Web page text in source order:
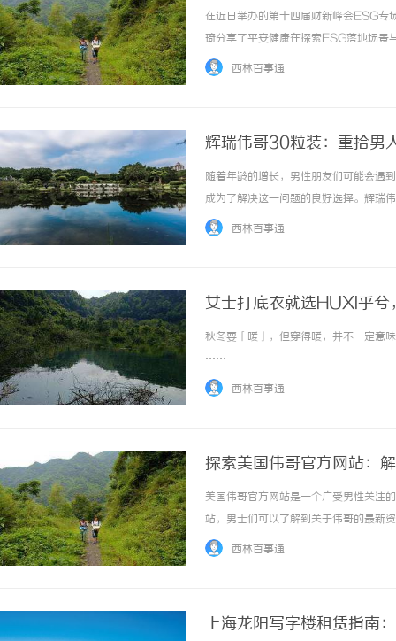
在近日举办的第十四届财新峰会ESG
琦分享了平安健康在探索ESG落地场景
任与商业价值有机统一，致力于创造更
西林百事通
辉瑞伟哥30粒装：重拾男
随着年龄的增长，男性朋友们可能会遇
成为了解决这一问题的良好选择。辉瑞
帮助男性获得更持久、更强硬的勃起。
西林百事通
女士打底衣就选HUXI乎兮
秋冬要「暖」，但穿得暖，并不一定意
……
西林百事通
探索美国伟哥官方网站：
美国伟哥官方网站是一个广受男性关注
站，男士们可以了解到关于伟哥的最新
健知识，帮助男性朋友们更好地了解自
西林百事通
上海龙阳写字楼租赁指南